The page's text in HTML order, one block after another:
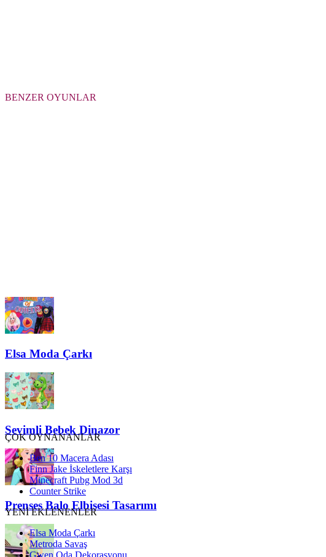
BENZER OYUNLAR
Elsa Moda Çarkı
Sevimli Bebek Dinazor
Prenses Balo Elbisesi Tasarımı
ÇOK OYNANANLAR
Ben 10 Macera Adası
Finn Jake İskeletlere Karşı
Minecraft Pubg Mod 3d
Counter Strike
YENİ EKLENENLER
Elsa Moda Çarkı
Metroda Savaş
Gwen Oda Dekorasyonu